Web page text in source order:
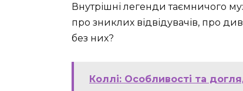
Внутрішні легенди таємничого
про зниклих відвідувачів, про
без них?
Коллі: Особливості та